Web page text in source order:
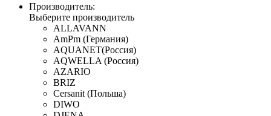
Производитель:
Выберите производитель
ALLAVANN
AmPm (Германия)
AQUANET(Россия)
AQWELLA (Россия)
AZARIO
BRIZ
Cersanit (Польша)
DIWO